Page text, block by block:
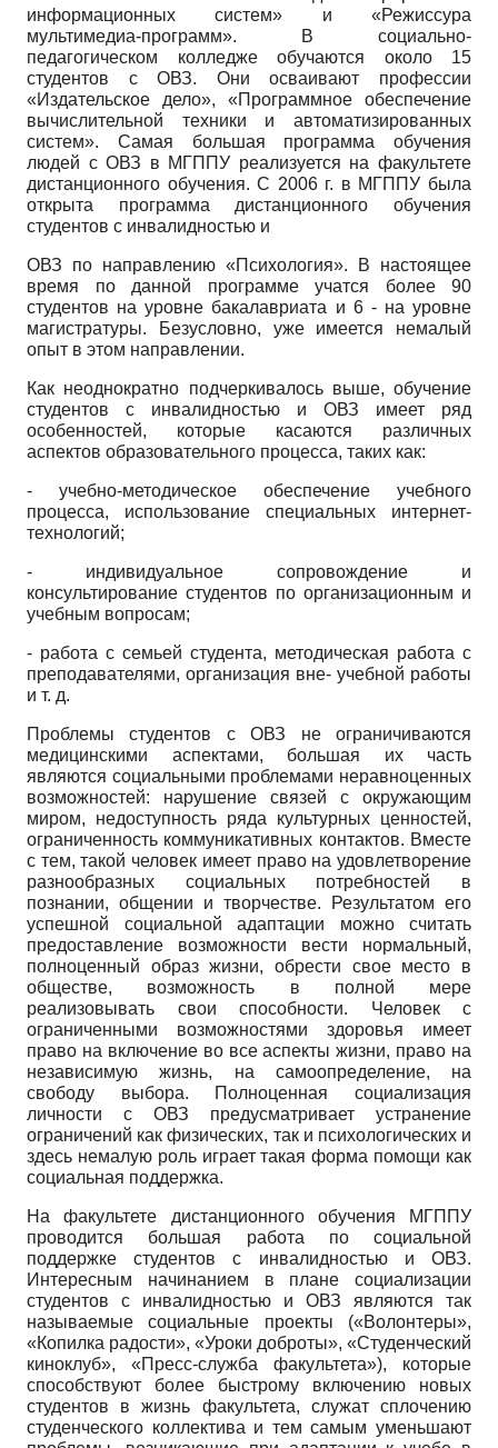
информационных систем» и «Режиссура
мультимедиа-программ». В социально­-
педагогическом колледже обучаются около 15
студентов с ОВЗ. Они осваивают профессии
«Издательское дело», «Программное обеспечение
вычислительной техники и автоматизированных
систем». Самая большая программа обучения
людей с ОВЗ в МГППУ реализуется на факультете
дистанционного обучения. С 2006 г. в МГППУ была
открыта программа дистанционного обучения
студентов с инвалидностью и
ОВЗ по направлению «Психология». В настоящее
время по данной программе учатся более 90
студентов на уровне бакалавриата и 6 - на уровне
магистратуры. Безусловно, уже имеется немалый
опыт в этом направлении.
Как неоднократно подчеркивалось выше, обучение
студентов с инвалидностью и ОВЗ имеет ряд
особенностей, которые касаются различных
аспектов образовательного процесса, таких как:
- учебно-методическое обеспечение учебного
процесса, использование специальных интернет-
технологий;
- индивидуальное сопровождение и
консультирование студентов по организационным и
учебным вопросам;
- работа с семьей студента, методическая работа с
преподавателями, организация вне- учебной работы
и т. д.
Проблемы студентов с ОВЗ не ограничиваются
медицинскими аспектами, большая их часть
являются социальными проблемами неравноценных
возможностей: нарушение связей с окружающим
миром, недоступность ряда культурных ценностей,
ограниченность коммуникативных контактов. Вместе
с тем, такой человек имеет право на удовлетворение
разнообразных социальных потребностей в
познании, общении и творчестве. Результатом его
успешной социальной адаптации можно считать
предоставление возможности вести нормальный,
полноценный образ жизни, обрести свое место в
обществе, возможность в полной мере
реализовывать свои способности. Человек с
ограниченными возможностями здоровья имеет
право на включение во все аспекты жизни, право на
независимую жизнь, на самоопределение, на
свободу выбора. Полноценная социализация
личности с ОВЗ предусматривает устранение
ограничений как физических, так и психологических и
здесь немалую роль играет такая форма помощи как
социальная поддержка.
На факультете дистанционного обучения МГППУ
проводится большая работа по социальной
поддержке студентов с инвалидностью и ОВЗ.
Интересным начинанием в плане социализации
студентов с инвалидностью и ОВЗ являются так
называемые социальные проекты («Волонтеры»,
«Копилка радости», «Уроки доброты», «Студенческий
киноклуб», «Пресс-служба факультета»), которые
способствуют более быстрому включению новых
студентов в жизнь факультета, служат сплочению
студенческого коллектива и тем самым уменьшают